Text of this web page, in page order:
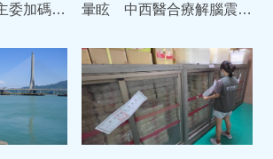
委加碼加
暈眩 中西醫合療解腦震盪